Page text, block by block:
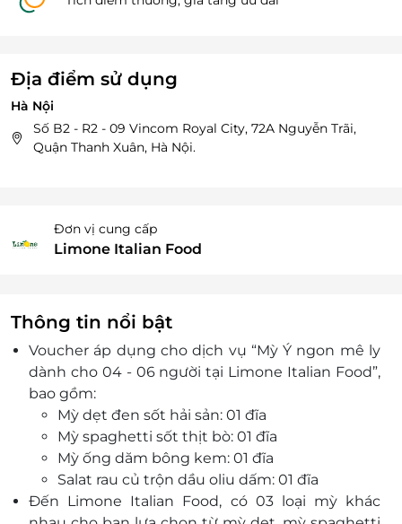
Địa điểm sử dụng
Hà Nội
Số B2 - R2 - 09 Vincom Royal City, 72A Nguyễn Trãi,
Quận Thanh Xuân, Hà Nội.
Đơn vị cung cấp
Limone Italian Food
Thông tin nổi bật
Voucher áp dụng cho dịch vụ “Mỳ Ý ngon mê ly
dành cho 04 - 06 người tại Limone Italian Food”,
bao gồm:
Mỳ dẹt đen sốt hải sản: 01 đĩa
Mỳ spaghetti sốt thịt bò: 01 đĩa
Mỳ ống dăm bông kem: 01 đĩa
Salat rau củ trộn dầu oliu dấm: 01 đĩa
Đến Limone Italian Food, có 03 loại mỳ khác